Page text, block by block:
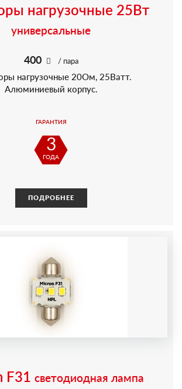
нагрузочные 25Вт
универсальные
400 / пара
нагрузочные 20Ом, 25Ватт.
Алюминиевый корпус.
ГАРАНТИЯ
3
ГОДА
ПОДРОБНЕЕ
F31 светодиодная лампа